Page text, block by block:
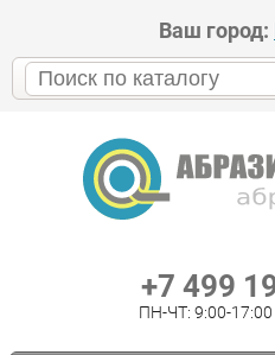
Ваш город:
+7 499
ПН-ЧТ: 9:00-